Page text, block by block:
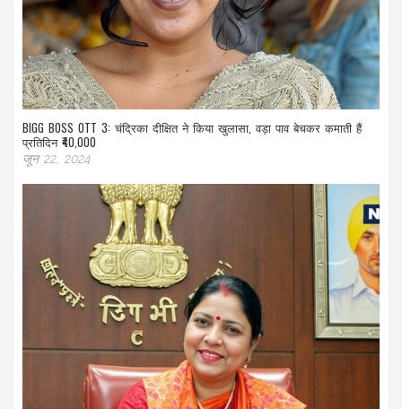
BIGG BOSS OTT 3: चंद्रिका दीक्षित ने किया खुलासा, वड़ा पाव बेचकर कमाती हैं
प्रतिदिन ₹40,000
जून 22, 2024